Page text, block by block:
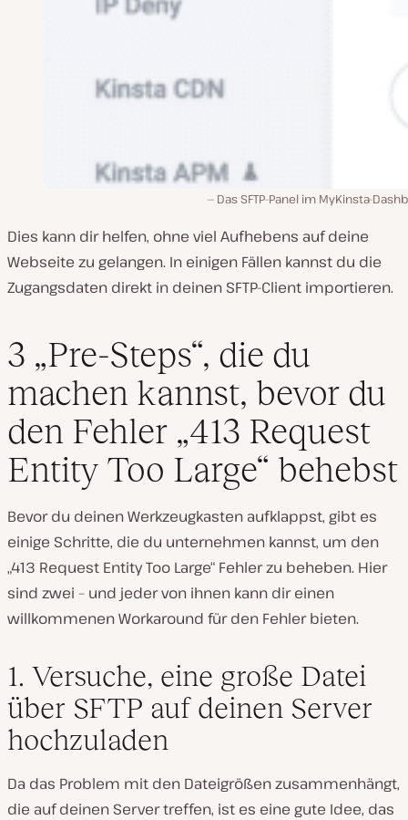
Das SFTP-Panel im MyKinsta-
Dies kann dir helfen, ohne viel Aufhebens auf deine
Webseite zu gelangen. In einigen Fällen kannst du die
Zugangsdaten direkt in deinen SFTP-Client importieren.
3 „Pre-Steps“, die du
machen kannst, bevor du
den Fehler „413 Request
Entity Too Large“ behebst
Bevor du deinen Werkzeugkasten aufklappst, gibt es
einige Schritte, die du unternehmen kannst, um den
„413 Request Entity Too Large“ Fehler zu beheben. Hier
sind zwei – und jeder von ihnen kann dir einen
willkommenen Workaround für den Fehler bieten.
1. Versuche, eine große Datei
über SFTP auf deinen Server
hochzuladen
Da das Problem mit den Dateigrößen zusammenhängt,
die auf deinen Server treffen, ist es eine gute Idee, das